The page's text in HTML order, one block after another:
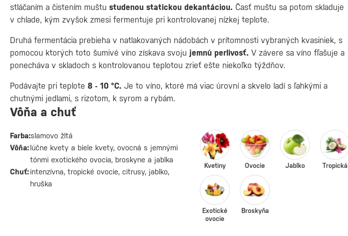
stláčaním a čistením muštu studenou statickou dekantáciou. Časť muštu sa potom skladuje
v chlade, kým zvyšok zmesi fermentuje pri kontrolovanej nízkej teplote.
Druhá fermentácia prebieha v natlakovaných nádobách v prítomnosti vybraných kvasiniek, s
pomocou ktorých toto šumivé víno získava svoju jemnú perlivosť. V závere sa víno fľašuje a
ponecháva v skladoch s kontrolovanou teplotou zrieť ešte niekoľko týždňov.
Podávajte pri teplote 8 - 10 °C. Je to víno, ktoré má viac úrovní a skvelo ladí s ľahkými a
chutnými jedlami, s rizotom, k syrom a rybám.
Vôňa a chuť
Farba:slamovo žltá
Vôňa:lúčne kvety a biele kvety, ovocná s jemnými
tónmi exotického ovocia, broskyne a jablka
Chuť:intenzívna, tropické ovocie, citrusy, jablko,
hruška
Kvetiny Ovocie Jablko Tropická
Exotické
ovocie
Broskyňa